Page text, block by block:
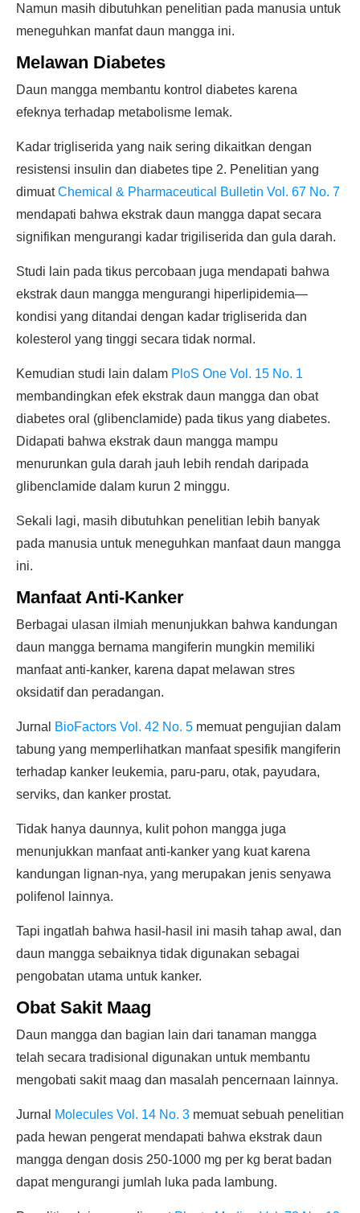
Namun masih dibutuhkan penelitian pada manusia untuk
meneguhkan manfat daun mangga ini.
Melawan Diabetes
Daun mangga membantu kontrol diabetes karena
efeknya terhadap metabolisme lemak.
Kadar trigliserida yang naik sering dikaitkan dengan
resistensi insulin dan diabetes tipe 2. Penelitian yang
dimuatChemical & Pharmaceutical Bulletin Vol. 67 No. 7
mendapati bahwa ekstrak daun mangga dapat secara
signifikan mengurangi kadar trigiliserida dan gula darah.
Studi lain pada tikus percobaan juga mendapati bahwa
ekstrak daun mangga mengurangi hiperlipidemia—
kondisi yang ditandai dengan kadar trigliserida dan
kolesterol yang tinggi secara tidak normal.
Kemudian studi lain dalam PloS One Vol. 15 No. 1
membandingkan efek ekstrak daun mangga dan obat
diabetes oral (glibenclamide) pada tikus yang diabetes.
Didapati bahwa ekstrak daun mangga mampu
menurunkan gula darah jauh lebih rendah daripada
glibenclamide dalam kurun 2 minggu.
Sekali lagi, masih dibutuhkan penelitian lebih banyak
pada manusia untuk meneguhkan manfaat daun mangga
ini.
Manfaat Anti-Kanker
Berbagai ulasan ilmiah menunjukkan bahwa kandungan
daun mangga bernama mangiferin mungkin memiliki
manfaat anti-kanker, karena dapat melawan stres
oksidatif dan peradangan.
Jurnal BioFactors Vol. 42 No. 5 memuat pengujian dalam
tabung yang memperlihatkan manfaat spesifik mangiferin
terhadap kanker leukemia, paru-paru, otak, payudara,
serviks, dan kanker prostat.
Tidak hanya daunnya, kulit pohon mangga juga
menunjukkan manfaat anti-kanker yang kuat karena
kandungan lignan-nya, yang merupakan jenis senyawa
polifenol lainnya.
Tapi ingatlah bahwa hasil-hasil ini masih tahap awal, dan
daun mangga sebaiknya tidak digunakan sebagai
pengobatan utama untuk kanker.
Obat Sakit Maag
Daun mangga dan bagian lain dari tanaman mangga
telah secara tradisional digunakan untuk membantu
mengobati sakit maag dan masalah pencernaan lainnya.
Jurnal Molecules Vol. 14 No. 3 memuat sebuah penelitian
pada hewan pengerat mendapati bahwa ekstrak daun
mangga dengan dosis 250-1000 mg per kg berat badan
dapat mengurangi jumlah luka pada lambung.